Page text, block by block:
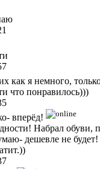
как я немного,
что понравилось)))
вперёд!
Набрал обуви,
дешевле не будет!